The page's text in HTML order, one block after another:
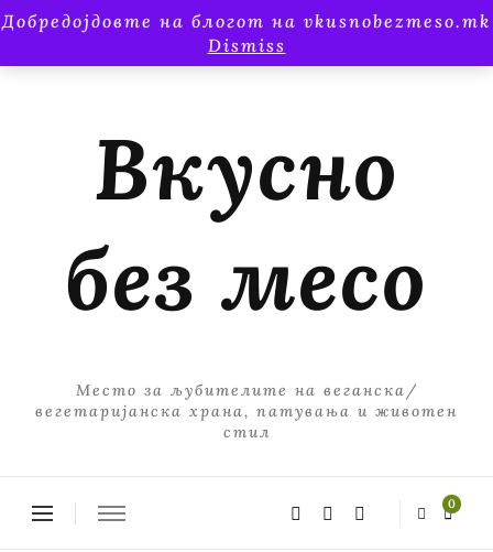
Добредојдовте на блогот на vkusnobezmeso.mk
Dismiss
Вкусно
без месо
Место за љубителите на веганска/
вегетаријанска храна, патувања и животен
стил
0